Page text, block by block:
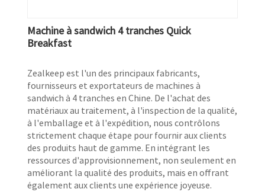
Machine à sandwich 4 tranches Quick
Breakfast
Zealkeep est l'un des principaux fabricants,
fournisseurs et exportateurs de machines à
sandwich à 4 tranches en Chine. De l'achat des
matériaux au traitement, à l'inspection de la qualité,
à l'emballage et à l'expédition, nous contrôlons
strictement chaque étape pour fournir aux clients
des produits haut de gamme. En intégrant les
ressources d'approvisionnement, non seulement en
améliorant la qualité des produits, mais en offrant
également aux clients une expérience joyeuse.